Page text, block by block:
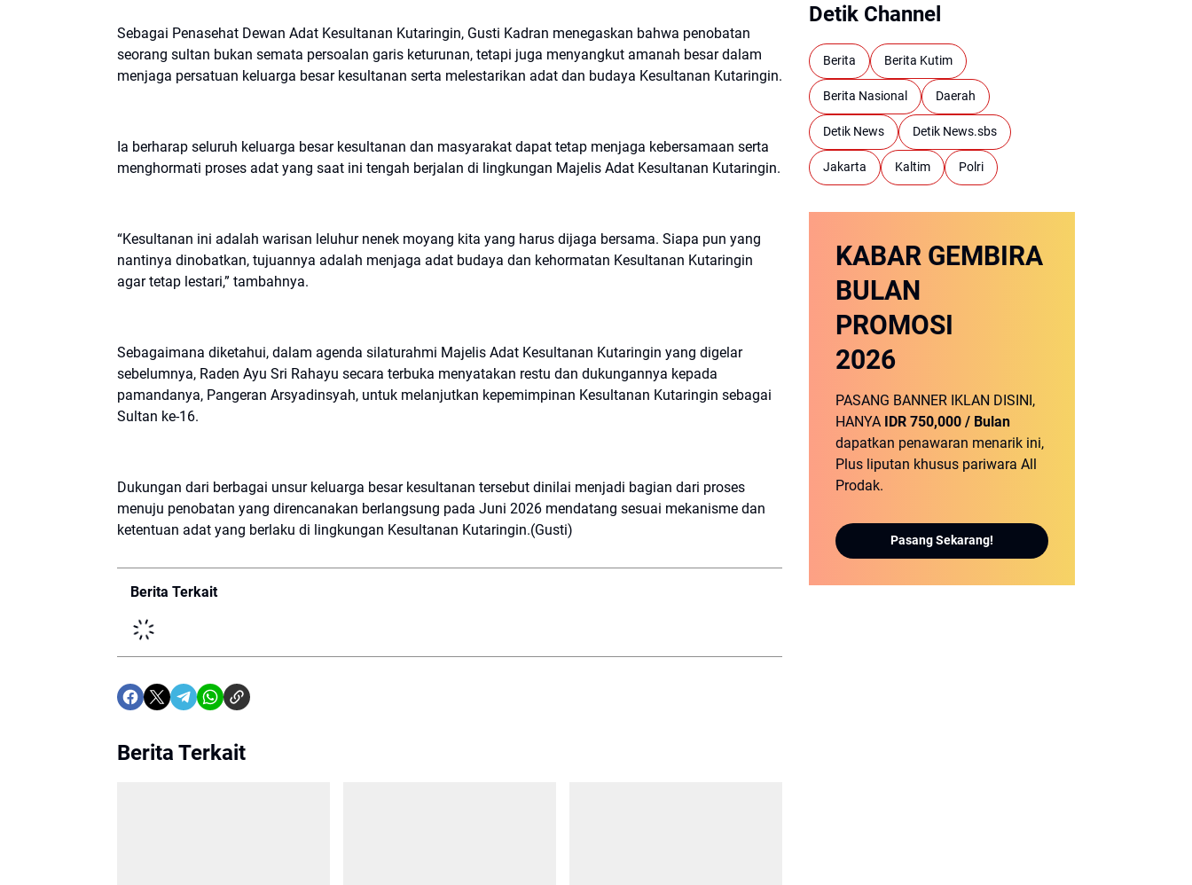
Sebagai Penasehat Dewan Adat Kesultanan Kutaringin, Gusti Kadran menegaskan bahwa penobatan
seorang sultan bukan semata persoalan garis keturunan, tetapi juga menyangkut amanah besar dalam
menjaga persatuan keluarga besar kesultanan serta melestarikan adat dan budaya Kesultanan Kutaringin.
Ia berharap seluruh keluarga besar kesultanan dan masyarakat dapat tetap menjaga kebersamaan serta
menghormati proses adat yang saat ini tengah berjalan di lingkungan Majelis Adat Kesultanan Kutaringin.
“Kesultanan ini adalah warisan leluhur nenek moyang kita yang harus dijaga bersama. Siapa pun yang
nantinya dinobatkan, tujuannya adalah menjaga adat budaya dan kehormatan Kesultanan Kutaringin
agar tetap lestari,” tambahnya.
Sebagaimana diketahui, dalam agenda silaturahmi Majelis Adat Kesultanan Kutaringin yang digelar
sebelumnya, Raden Ayu Sri Rahayu secara terbuka menyatakan restu dan dukungannya kepada
pamandanya, Pangeran Arsyadinsyah, untuk melanjutkan kepemimpinan Kesultanan Kutaringin sebagai
Sultan ke-16.
Dukungan dari berbagai unsur keluarga besar kesultanan tersebut dinilai menjadi bagian dari proses
menuju penobatan yang direncanakan berlangsung pada Juni 2026 mendatang sesuai mekanisme dan
ketentuan adat yang berlaku di lingkungan Kesultanan Kutaringin.(Gusti)
Berita Terkait
Berita Terkait
Detik Channel
Berita Berita Kutim
Berita Nasional Daerah
Detik News Detik News.sbs
Jakarta Kaltim Polri
KABAR GEMBIRA
BULAN
PROMOSI
2026
PASANG BANNER IKLAN DISINI,
HANYA IDR 750,000 / Bulan
dapatkan penawaran menarik ini,
Plus liputan khusus pariwara All
Prodak.
Pasang Sekarang!